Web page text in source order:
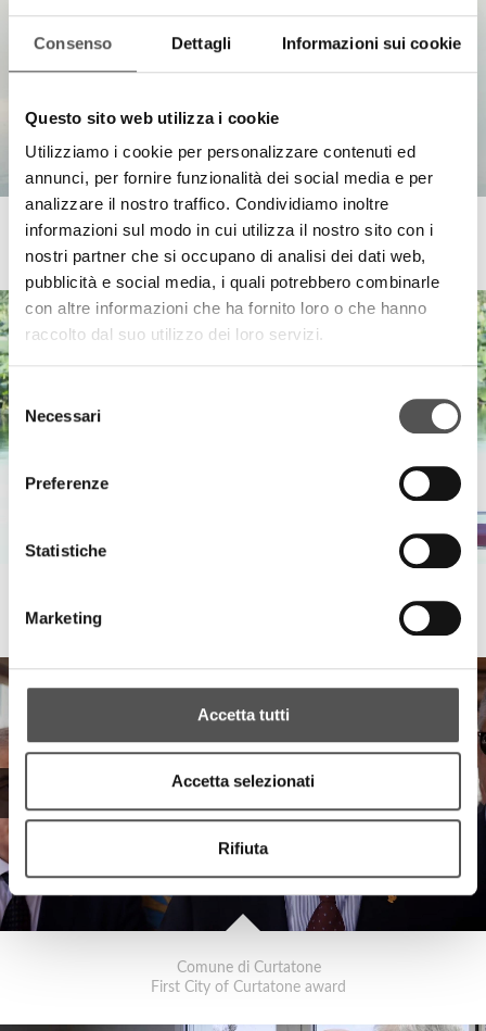
Consenso Dettagli Informazioni sui cookie
Questo sito web utilizza i cookie
Utilizziamo i cookie per personalizzare contenuti ed
annunci, per fornire funzionalità dei social media e per
analizzare il nostro traffico. Condividiamo inoltre
informazioni sul modo in cui utilizza il nostro sito con i
nostri partner che si occupano di analisi dei dati web,
pubblicità e social media, i quali potrebbero combinarle
con altre informazioni che ha fornito loro o che hanno
raccolto dal suo utilizzo dei loro servizi.
Selezione
del
consenso
Necessari
Preferenze
Statistiche
Marketing
Accetta tutti
Accetta selezionati
Rifiuta
Comune di Curtatone
4° Fior di Loto award
Comune di Curtatone
First City of Curtatone award